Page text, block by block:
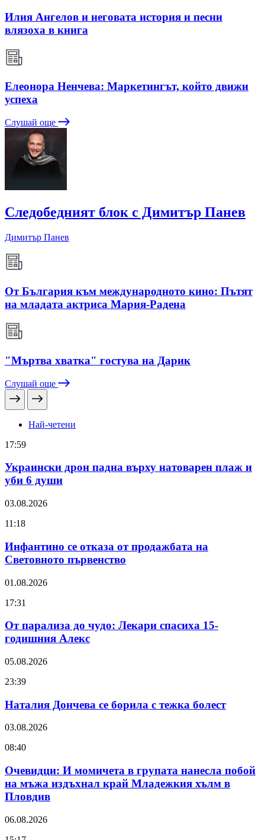
Илия Ангелов и неговата история и песни
влязоха в книга
Елеонора Ненчева: Маркетингът, който движи
успеха
Слушай още
Следобедният блок с Димитър Панев
Димитър Панев
От България към международното кино: Пътят
на младата актриса Мария-Радена
"Мъртва хватка" гостува на Дарик
Слушай още
Най-четени
17:59
Украински дрон падна върху натоварен плаж и
уби 6 души
03.08.2026
11:18
Инфантино се отказа от продажбата на
Световното първенство
01.08.2026
17:31
От парализа до чудо: Лекари спасиха 15-
годишния Алекс
05.08.2026
23:39
Наталия Дончева се борила с тежка болест
03.08.2026
08:40
Очевидци: И момичета в групата нанесла побой
на мъжа издъхнал край Младежкия хълм в
Пловдив
06.08.2026